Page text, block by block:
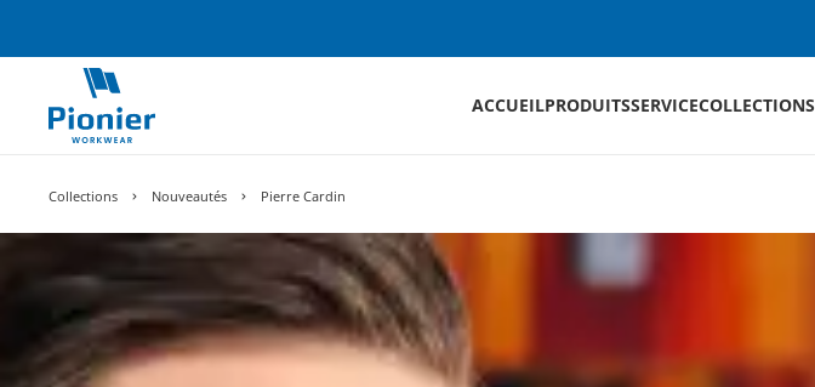
ACCUEILPRODUITSSERVICECOLLECTIONS
Collections Nouveautés Pierre Cardin